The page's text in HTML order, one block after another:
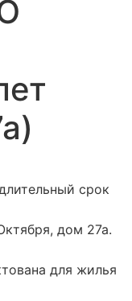
срок
дом 27а.
для жилья